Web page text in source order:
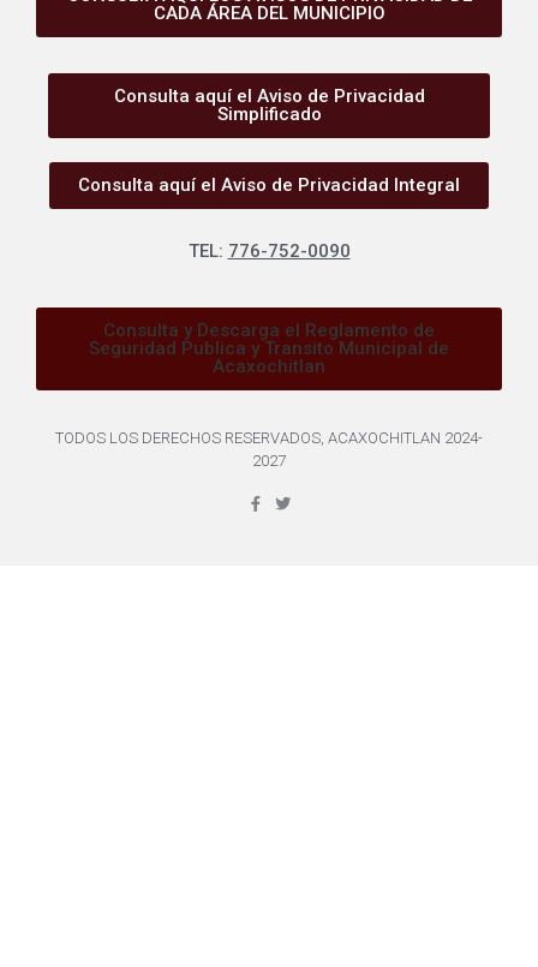
CADA ÁREA DEL MUNICIPIO
Consulta aquí el Aviso de Privacidad
Simplificado
Consulta aquí el Aviso de Privacidad Integral
TEL: 776-752-0090
Consulta y Descarga el Reglamento de
Seguridad Publica y Transito Municipal de
Acaxochitlan
TODOS LOS DERECHOS RESERVADOS, ACAXOCHITLAN 2024-
2027